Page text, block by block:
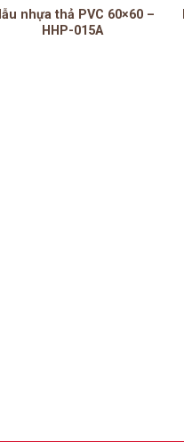
nhựa thả PVC 60×60 –
HHP-015A